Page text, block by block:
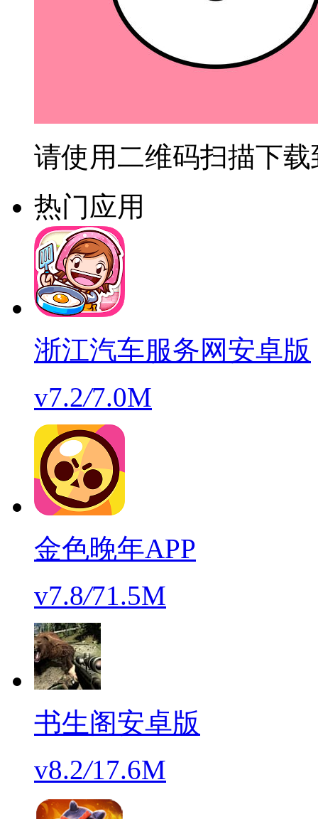
请使用二维码扫描下
热门应用
浙江汽车服务网安卓版
v7.2/7.0M
金色晚年APP
v7.8/71.5M
书生阁安卓版
v8.2/17.6M